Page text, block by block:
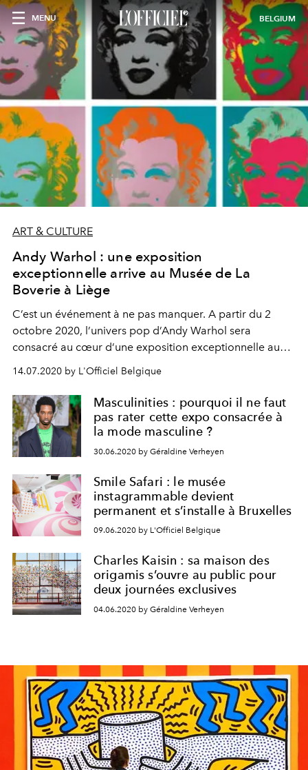
MENU BELGIUM
ART & CULTURE
Andy Warhol : une exposition
exceptionnelle arrive au Musée de La
Boverie à Liège
C’est un événement à ne pas manquer. A partir du 2
octobre 2020, l’univers pop d’Andy Warhol sera
consacré au cœur d’une exposition exceptionnelle au
Musée de la Boverie à Liège.
14.07.2020 by L'Officiel Belgique
Masculinities : pourquoi il ne faut
pas rater cette expo consacrée à
la mode masculine ?
30.06.2020 by Géraldine Verheyen
Smile Safari : le musée
instagrammable devient
permanent et s’installe à Bruxelles
09.06.2020 by L'Officiel Belgique
Charles Kaisin : sa maison des
origamis s’ouvre au public pour
deux journées exclusives
04.06.2020 by Géraldine Verheyen